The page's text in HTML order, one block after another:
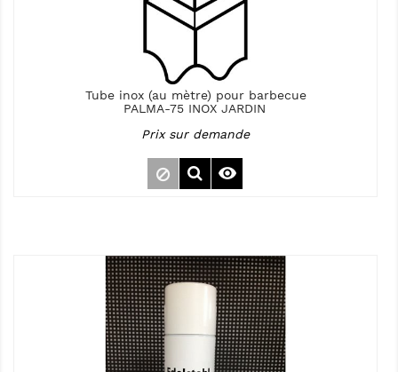
Tube inox (au mètre) pour barbecue
PALMA-75 INOX JARDIN
Prix sur demande
